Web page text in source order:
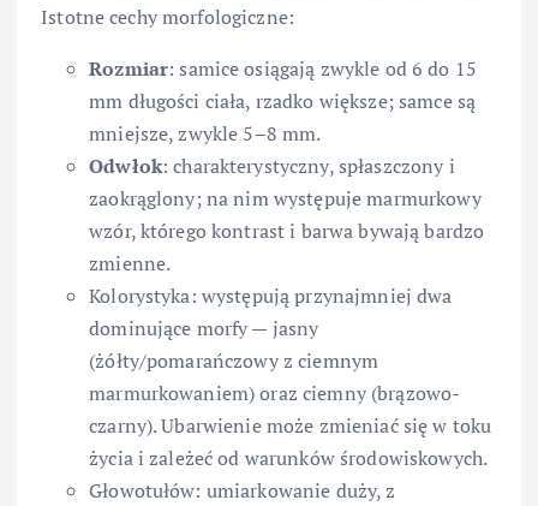
Istotne cechy morfologiczne:
Rozmiar: samice osiągają zwykle od 6 do 15
mm długości ciała, rzadko większe; samce są
mniejsze, zwykle 5–8 mm.
Odwłok: charakterystyczny, spłaszczony i
zaokrąglony; na nim występuje marmurkowy
wzór, którego kontrast i barwa bywają bardzo
zmienne.
Kolorystyka: występują przynajmniej dwa
dominujące morfy — jasny
(żółty/pomarańczowy z ciemnym
marmurkowaniem) oraz ciemny (brązowo-
czarny). Ubarwienie może zmieniać się w toku
życia i zależeć od warunków środowiskowych.
Głowotułów: umiarkowanie duży, z